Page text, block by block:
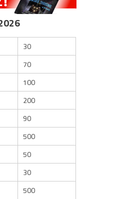
30
70
100
200
90
500
50
30
500